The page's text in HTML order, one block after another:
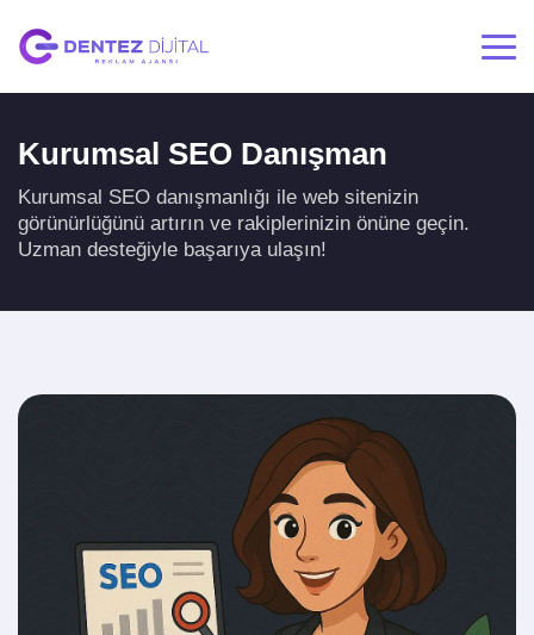
Kurumsal SEO Danışman
Kurumsal SEO danışmanlığı ile web sitenizin
görünürlüğünü artırın ve rakiplerinizin önüne geçin.
Uzman desteğiyle başarıya ulaşın!